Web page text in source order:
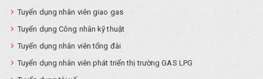
Tuyển dụng nhân viên giao gas
Tuyển dụng Công nhân kỹ thuật
Tuyển dụng nhân viên tổng đài
Tuyển dụng nhân viên phát triển thị trường GAS LPG